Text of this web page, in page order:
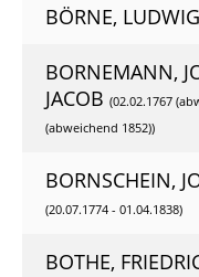
BÖRNE, LUDWIG
BORNEMANN,
JACOB (02.02.1767
(abweichend 1852))
BORNSCHEIN,
(20.07.1774 - 01.04.1838)
BOTHE,